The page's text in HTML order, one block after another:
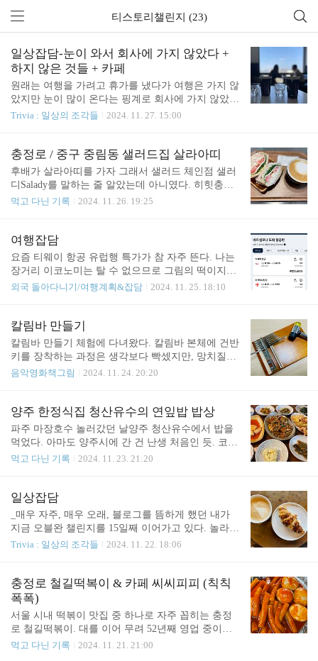
티스토리챌린지 (23)
일상잡담-눈이 와서 회사에 가지 않았다 +
하지 않은 것들 + 카페
원래는 여행을 가려고 휴가를 냈다가 여행은 가지 않
았지만 눈이 많이 온다는 핑계로 회사에 가지 않았
다. (눈이 정말 엄청나게 많이 오긴 했다)밀린 집안일
코아가루를 넣어서 팬케이크를 구워 먹었다. 시럽 대
신 알룰로스를 뿌리고 냉동 트리플베리는 대충 봉지
째로 부은, 데코는 1도 없는 자연인의 밥상이다ㅎㅎ
그래도 맛있다. 음료로는 스웨덴에서 사온 오보이
O’boy 코코아를 곁들였다. 나는 많이 아프거나 여행
닌데 휴가를 쓰면 매우 어색해하곤 하는데, 오늘은
그럭저럭 괜찮다. 어쩌면 여행이 가고 싶다기보다는
회사에 출근하기 싫었던 걸지도 모른다. 95% 이상..
Trivia : 일상의 조각들 2024. 11. 27. 15:00
충정로 / 중구 중림동 샐러드집 살라아띠
후배가 살라아띠를 가자 그래서 샐러드 체인점 샐러
디Salady를 말하는 줄 알았는데 아니였다. 히힛충정
로역 근처 브라운 스톤 1층에 위치한 살라아띠 SaLa
포케 (14,500원)연어 비주얼 미침 제육 포케 (13,000
원)제법 매콤한 편이었다고 연어 때깔이 너무 고와서
사진 한장 더. 나는 크래비 와사비마요 샌드위치와
도 포케 시킬걸 하고 약간 후회했다. 이날따라 샌드
000원인데 식사 메뉴랑 같이 주문하면 커피는 1,000
원 할인해주셔서 총 10,900원이었다. 라떼를 일회용
잔이 아닌 넓..
먹고 다닌 기록 2024. 11. 26. 19:25
여행잡담
요즘 티웨이 항공 유럽행 특가가 참 자주 뜬다. 나는
장거리 이코노미는 탈 수 없으므로 그림의 떡이지만,
그래도 인천-바르셀로나 편도가 23.6만원이면 그냥
꼭 돈 때문이 아니더라도 일종의 무용담이나 전리품
같은 거랄까, 베테랑 여행자로써의 자부심을 가질 수
있어 좋다ㅎㅎ (반대로 올해 1월 후쿠오카 저가항공
로 치욕이었다. 물론 농담입니다ㅋㅋ) 12월 인천-프
민에 빠트렸다. 드레스덴 크리스마스마켓에 가고 싶
어서 프랑크푸르트와 프라하행 마일리지 항공권을
알아보았는데 프푸는 대부분 좌석이 “프레스티지 슬
리..
외국 돌아다니기/여행계획&잡담 2024. 11. 25. 18:10
칼림바 만들기
칼림바 만들기 체험에 다녀왔다. 칼림바 본체에 건반
키를 장착하는 과정은 생각보다 빡셌지만, 망치질이
나름 재밌기도 했다. 안하던 일 하는 건 왠만하면 다
과정이 특히 힘들었다. (그래서 사진도 없음ㅋㅋ 사
진 찍을 여유가 없었음) 대략 어느 정도 선까지 건반
키를 밀어 넣으라는 가이드가 있으면 좋은데 그런 게
정도 낮게 설치되었고 그래서 17개를 다시 작은 망치
래도 역시 결과적으로는 재밌었고 워낙 단순한 악기
이다보니 바로 연주가 가능해서 재밌었다. 조립을 마
친 뒤 한 10분 정도 배운 게 전부이지만 그래도 ..
음악영화책그림 2024. 11. 24. 20:20
양주 한정식집 청산유수의 연잎밥 밥상
파주 마장호수 놀러갔던 날양주 청산유수에서 밥을
먹었다. 아마도 양주시에 간 건 난생 처음인 듯. 코지
한 분위기 사진 오른편에 보이는 군고구마 난로는,
토리묵 + 청국장 + 계란찜 + 영광굴비의 구성이고 그
외에도 다양한 반찬이 있다. 김은 명란젓과 같이 싸
먹으라고 하셨는데 맛있었음👍 나물들도 맛있었다.
마리 집어 간 사람이 있기 때문ㅋㅋ전이랑 도토리묵
연잎밥 개취로는 언제나 연잎밥은 막 그렇게 맛있는
지는 모르겠다. 그렇지만 귀여움 ㅎㅎ청국장청산유
수에서 즐겁게 식사를 마쳤다. 딱 하나 아쉬웠던 점
은 ..
먹고 다닌 기록 2024. 11. 23. 21:20
일상잡담
_매우 자주, 매우 오래, 블로그를 뜸하게 했던 내가
지금 오블완 챌린지를 15일째 이어가고 있다. 놀라운
데?확실히 매일매일 써야한다는 압박감이 있으니 낮
다. 그래도 뜸하게 쓴다고 양질의 글을 쓰는 건 아니
였으니, 차라리 자주 쓰는 게 낫겠다. 오블완 챌린지
에서 아쉬운 점은 예전에 쓰다가 마무리 짓지 못해
묵혀둔 글을 발행할 땐 챌린지로 인정이 안된다는
점. 모처럼 재고 대방출의 기회로 삼으려고 했는데
아쉽다. _언제부턴가 지하철에서 와이파이가 잘 안
Trivia : 일상의 조각들 2024. 11. 22. 18:06
충정로 철길떡복이 & 카페 씨씨피피 (칙칙
폭폭)
서울 시내 떡볶이 맛집 중 하나로 자주 꼽히는 충정
로 철길떡볶이. 대를 이어 무려 52년째 영업 중이다.
다만 무허가 건물 및 국유 토지 무단 점유 이슈로 몇
먹고 다닌 기록 2024. 11. 21. 21:00